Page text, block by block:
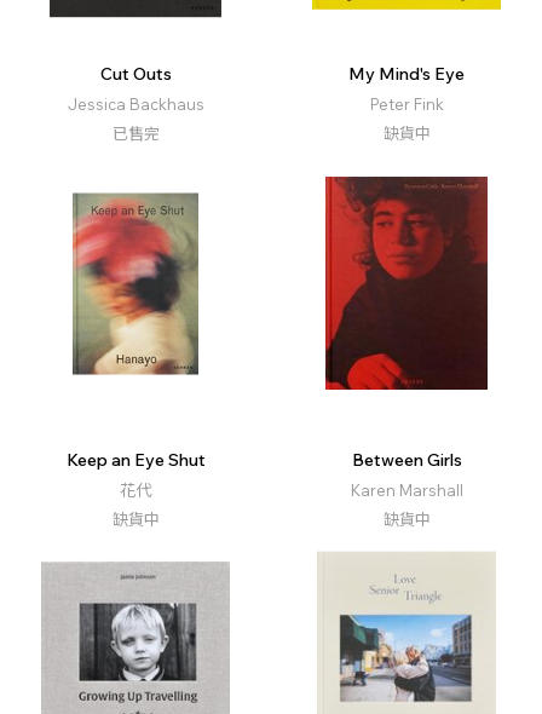
Cut Outs
Jessica Backhaus
已售完
My Mind's Eye
Peter Fink
缺貨中
Keep an Eye Shut
花代
缺貨中
Between Girls
Karen Marshall
缺貨中